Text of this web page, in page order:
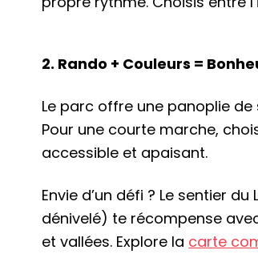
2. Rando + Couleurs =
Le parc offre une panoplie
Pour une courte marche,
accessible et apaisant.
Envie d’un défi ? Le sentier
dénivelé) te récompense
et vallées. Explore la carte